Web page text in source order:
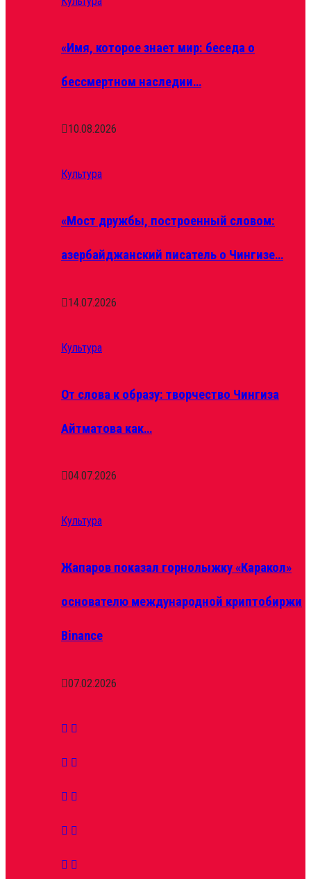
«Имя, которое знает мир: беседа о
бессмертном наследии…
10.08.2026
Культура
«Мост дружбы, построенный словом:
азербайджанский писатель о Чингизе…
14.07.2026
Культура
От слова к образу: творчество Чингиза
Айтматова как…
04.07.2026
Культура
Жапаров показал горнолыжку «Каракол»
основателю международной криптобиржи
Binance
07.02.2026